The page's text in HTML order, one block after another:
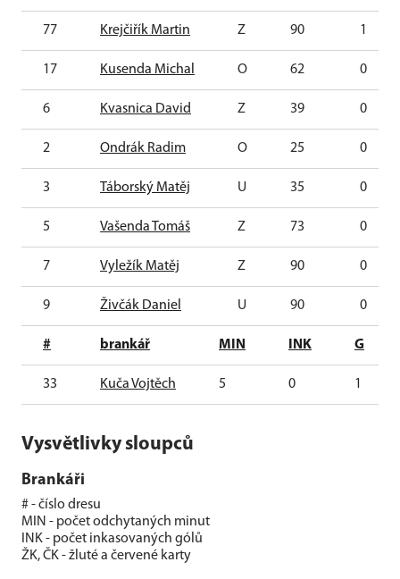
77 Krejčiřík Martin Z 90 1
17 Kusenda Michal O 62 0
6 Kvasnica David Z 39 0
2 Ondrák Radim O 25 0
3 Táborský Matěj U 35 0
5 Vašenda Tomáš Z 73 0
7 Vyležík Matěj Z 90 0
9 Živčák Daniel U 90 0
# brankář MIN INK G
33 Kuča Vojtěch 5 0 1
Vysvětlivky sloupců
Brankáři
# - číslo dresu
MIN - počet odchytaných minut
INK - počet inkasovaných gólů
ŽK, ČK - žluté a červené karty